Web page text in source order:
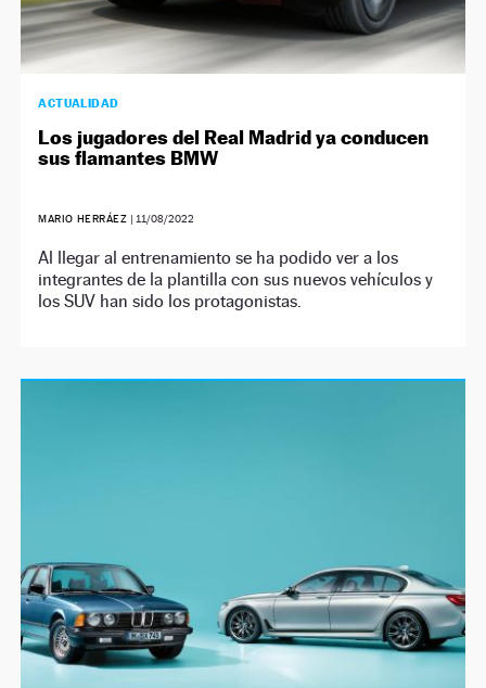
ACTUALIDAD
Los jugadores del Real Madrid ya conducen
sus flamantes BMW
MARIO HERRÁEZ | 11/08/2022
Al llegar al entrenamiento se ha podido ver a los
integrantes de la plantilla con sus nuevos vehículos y
los SUV han sido los protagonistas.